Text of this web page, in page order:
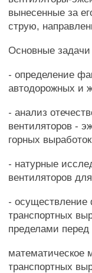
вынесенные за
струю,
Основные
- определение
автодорожных и
- анализ
вентиляторов -
горных
- натурные
вентиляторов
- осуществление
транспортных
пределами
математическое
транспортных